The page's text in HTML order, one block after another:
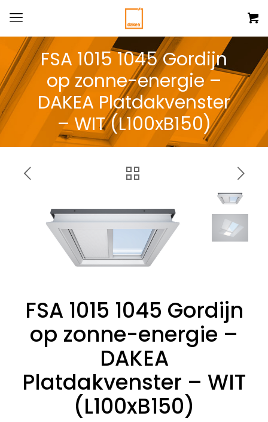
FSA 1015 1045 Gordijn
op zonne-energie –
DAKEA Platdakvenster
– WIT (L100xB150)
FSA 1015 1045 Gordijn
op zonne-energie –
DAKEA
Platdakvenster – WIT
(L100xB150)